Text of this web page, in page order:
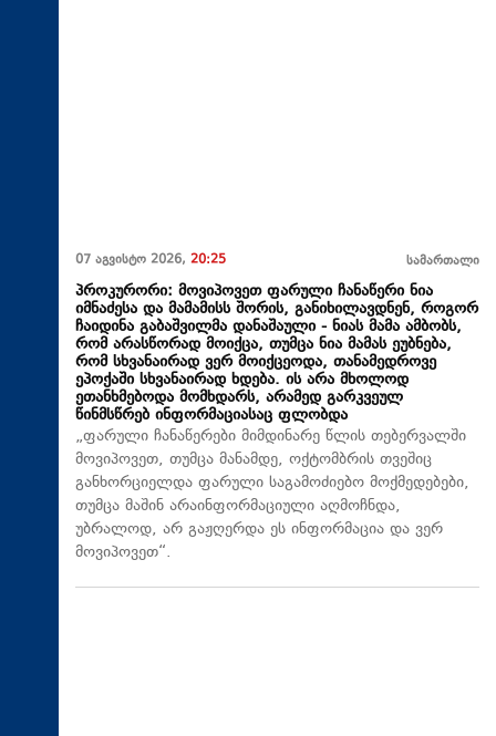
07 აგვისტო 2026, 20:25 სამართალი
პროკურორი: მოვიპოვეთ ფარული ჩანაწერი ნია
იმნაძესა და მამამისს შორის, განიხილავდნენ, როგორ
ჩაიდინა გაბაშვილმა დანაშაული - ნიას მამა ამბობს,
რომ არასწორად მოიქცა, თუმცა ნია მამას ეუბნება,
რომ სხვანაირად ვერ მოიქცეოდა, თანამედროვე
ეპოქაში სხვანაირად ხდება. ის არა მხოლოდ
ეთანხმებოდა მომხდარს, არამედ გარკვეულ
წინმსწრებ ინფორმაციასაც ფლობდა
„ფარული ჩანაწერები მიმდინარე წლის თებერვალში
მოვიპოვეთ, თუმცა მანამდე, ოქტომბრის თვეშიც
განხორციელდა ფარული საგამოძიებო მოქმედებები,
თუმცა მაშინ არაინფორმაციული აღმოჩნდა,
უბრალოდ, არ გაჟღერდა ეს ინფორმაცია და ვერ
მოვიპოვეთ“.